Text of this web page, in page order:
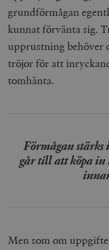
grundförmågan
kunnat förvänta sig.
upprustning behöver
tröjor för att
tomhänta.
Förmågan
går till att köpa in
Men som om